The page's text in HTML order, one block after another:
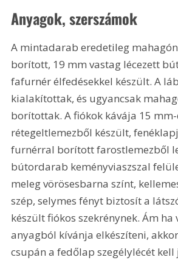
Anyagok, szerszámok
A mintadarab eredetileg
borított, 19 mm vastag lécezett
fafurnér élfedésekkel készült. A
kialakítottak, és ugyancsak
borítottak. A fiókok kávája 15
rétegeltlemezből készült,
furnérral borított farostlemezből
bútordarab keményviaszszal
meleg vörösesbarna színt,
szép, selymes fényt biztosít a
készült fiókos szekrénynek. Ám
anyagból kívánja elkészíteni,
csupán a fedőlap szegélylécét kell